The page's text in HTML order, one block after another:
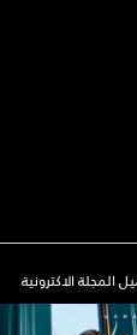
المجلة الاكترونية